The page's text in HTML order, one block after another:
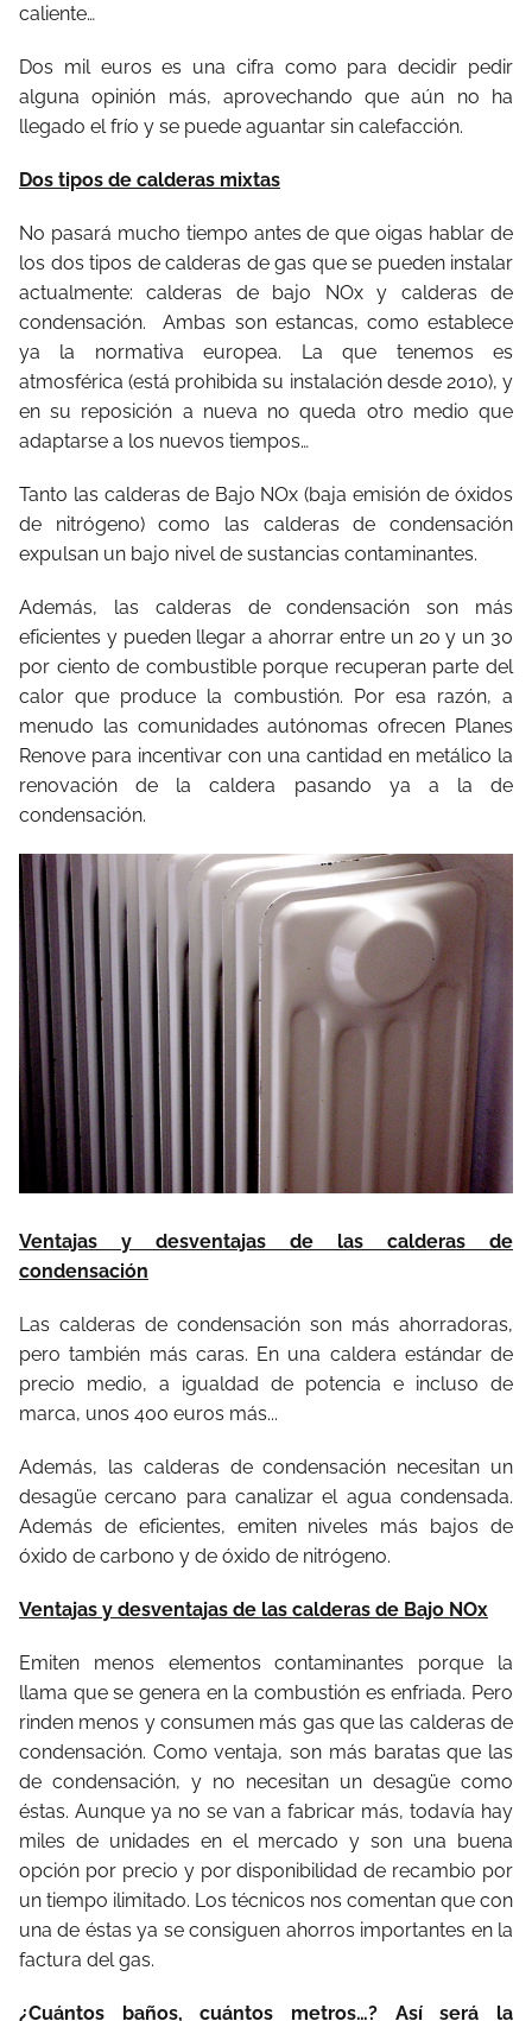
caliente…
Dos mil euros es una cifra como para decidir pedir
alguna opinión más, aprovechando que aún no ha
llegado el frío y se puede aguantar sin calefacción.
Dos tipos de calderas mixtas
No pasará mucho tiempo antes de que oigas hablar de
los dos tipos de calderas de gas que se pueden instalar
actualmente: calderas de bajo NOx y calderas de
condensación. Ambas son estancas, como establece
ya la normativa europea. La que tenemos es
atmosférica (está prohibida su instalación desde 2010), y
en su reposición a nueva no queda otro medio que
adaptarse a los nuevos tiempos…
Tanto las calderas de Bajo NOx (baja emisión de óxidos
de nitrógeno) como las calderas de condensación
expulsan un bajo nivel de sustancias contaminantes.
Además, las calderas de condensación son más
eficientes y pueden llegar a ahorrar entre un 20 y un 30
por ciento de combustible porque recuperan parte del
calor que produce la combustión. Por esa razón, a
menudo las comunidades autónomas ofrecen Planes
Renove para incentivar con una cantidad en metálico la
renovación de la caldera pasando ya a la de
condensación.
Ventajas y desventajas de las calderas de
condensación
Las calderas de condensación son más ahorradoras,
pero también más caras. En una caldera estándar de
precio medio, a igualdad de potencia e incluso de
marca, unos 400 euros más...
Además, las calderas de condensación necesitan un
desagüe cercano para canalizar el agua condensada.
Además de eficientes, emiten niveles más bajos de
óxido de carbono y de óxido de nitrógeno.
Ventajas y desventajas de las calderas de Bajo NOx
Emiten menos elementos contaminantes porque la
llama que se genera en la combustión es enfriada. Pero
rinden menos y consumen más gas que las calderas de
condensación. Como ventaja, son más baratas que las
de condensación, y no necesitan un desagüe como
éstas. Aunque ya no se van a fabricar más, todavía hay
miles de unidades en el mercado y son una buena
opción por precio y por disponibilidad de recambio por
un tiempo ilimitado. Los técnicos nos comentan que con
una de éstas ya se consiguen ahorros importantes en la
factura del gas.
¿Cuántos baños, cuántos metros…? Así será la